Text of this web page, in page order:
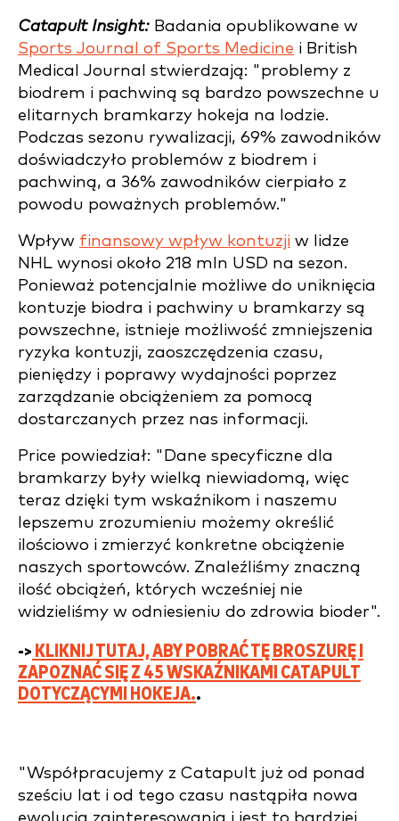
Catapult Insight: Badania opublikowane w
Sports Journal of Sports Medicine i British
Medical Journal stwierdzają: "problemy z
biodrem i pachwiną są bardzo powszechne u
elitarnych bramkarzy hokeja na lodzie.
Podczas sezonu rywalizacji, 69% zawodników
doświadczyło problemów z biodrem i
pachwiną, a 36% zawodników cierpiało z
powodu poważnych problemów."
Wpływ finansowy wpływ kontuzji w lidze
NHL wynosi około 218 mln USD na sezon.
Ponieważ potencjalnie możliwe do uniknięcia
kontuzje biodra i pachwiny u bramkarzy są
powszechne, istnieje możliwość zmniejszenia
ryzyka kontuzji, zaoszczędzenia czasu,
pieniędzy i poprawy wydajności poprzez
zarządzanie obciążeniem za pomocą
dostarczanych przez nas informacji.
Price powiedział: "Dane specyficzne dla
bramkarzy były wielką niewiadomą, więc
teraz dzięki tym wskaźnikom i naszemu
lepszemu zrozumieniu możemy określić
ilościowo i zmierzyć konkretne obciążenie
naszych sportowców. Znaleźliśmy znaczną
ilość obciążeń, których wcześniej nie
widzieliśmy w odniesieniu do zdrowia bioder".
-> KLIKNIJ TUTAJ, ABY POBRAĆ TĘ BROSZURĘ I
ZAPOZNAĆ SIĘ Z 45 WSKAŹNIKAMI CATAPULT
DOTYCZĄCYMI HOKEJA..
"Współpracujemy z Catapult już od ponad
sześciu lat i od tego czasu nastąpiła nowa